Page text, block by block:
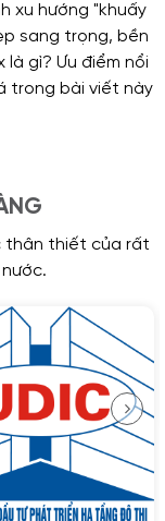
xu hướng "khuấy
sang trọng, bền
gì? Ưu điểm nổi
trong bài viết này
thân thiết của rất